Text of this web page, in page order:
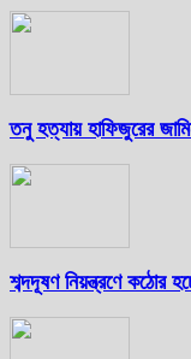
তনু হত্যায় হাফিজুরের
শব্দদূষণ নিয়ন্ত্রণে কঠোর